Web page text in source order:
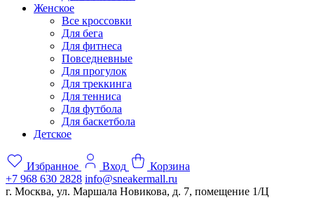
Женское
Все кроссовки
Для бега
Для фитнеса
Повседневные
Для прогулок
Для треккинга
Для тенниса
Для футбола
Для баскетбола
Детское
Избранное Вход
Корзина
+7 968 630 2828 info@sneakermall.ru
г. Москва, ул. Маршала Новикова, д. 7, помещение 1/Ц